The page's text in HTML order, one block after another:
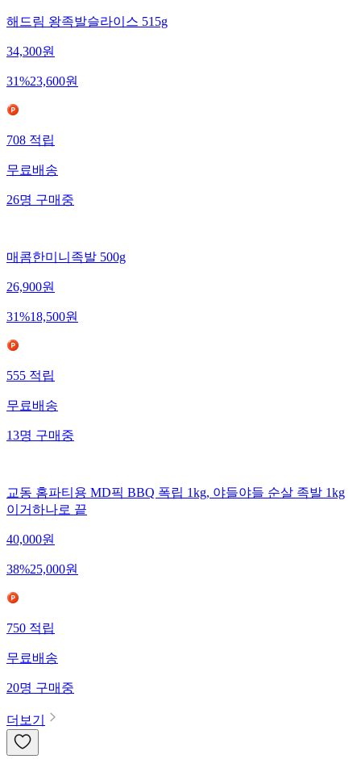
해드림 왕족발슬라이스 515g
34,300원
31%23,600원
708적립
무료배송
26명구매중
매콤한미니족발 500g
26,900원
31%18,500원
555적립
무료배송
13명구매중
교동 홈파티용 MD픽 BBQ 폭립 1kg, 야들야들 순살 족발 1kg
이거하나로 끝
40,000원
38%25,000원
750적립
무료배송
20명구매중
더보기